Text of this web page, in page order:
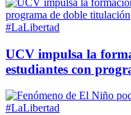
#LaLibertad
UCV impulsa la
estudiantes con
#LaLibertad